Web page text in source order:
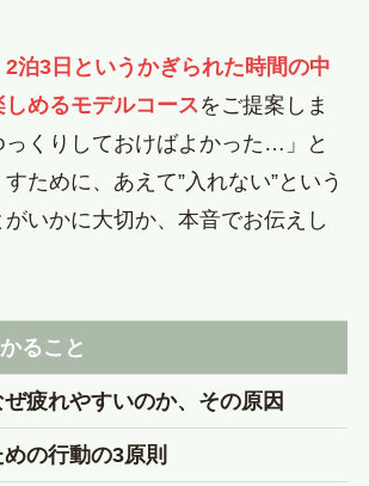
2泊3日というかぎられた時間の中
めるモデルコースをご提案しま
っくりしておけばよかった…」と
ために、あえて”入れない”という
いかに大切か、本音でお伝えし
ること
疲れやすいのか、その原因
の行動の3原則